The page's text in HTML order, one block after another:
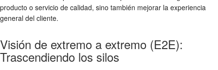
producto o servicio de calidad, sino también mejorar la experiencia
general del cliente.
Visión de extremo a extremo (E2E):
Trascendiendo los silos